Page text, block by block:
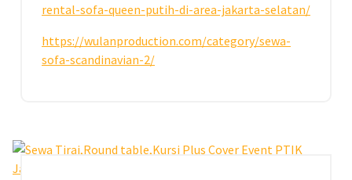
rental-sofa-queen-putih-di-area-jakarta-selatan/
https://wulanproduction.com/category/sewa-
sofa-scandinavian-2/